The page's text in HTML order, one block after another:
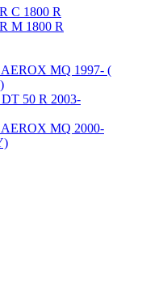
C 1800 R
M 1800 R
MQ 1997- (
50 R 2003-
MQ 2000-